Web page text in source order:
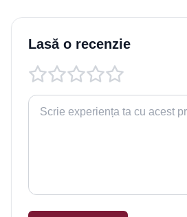
Lasă o recenzie